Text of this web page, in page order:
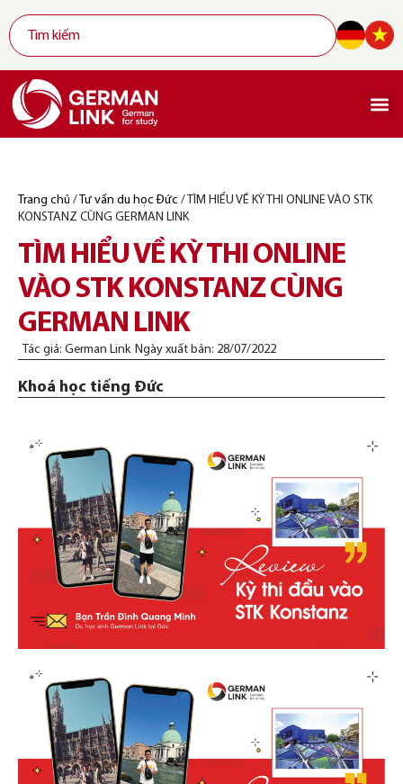
Trang chủ / Tư vấn du học Đức / TÌM HIỂU VỀ KỲ THI ONLINE VÀO STK
KONSTANZ CÙNG GERMAN LINK
TÌM HIỂU VỀ KỲ THI ONLINE
VÀO STK KONSTANZ CÙNG
GERMAN LINK
Tác giả: German Link Ngày xuất bản: 28/07/2022
Khoá học tiếng Đức